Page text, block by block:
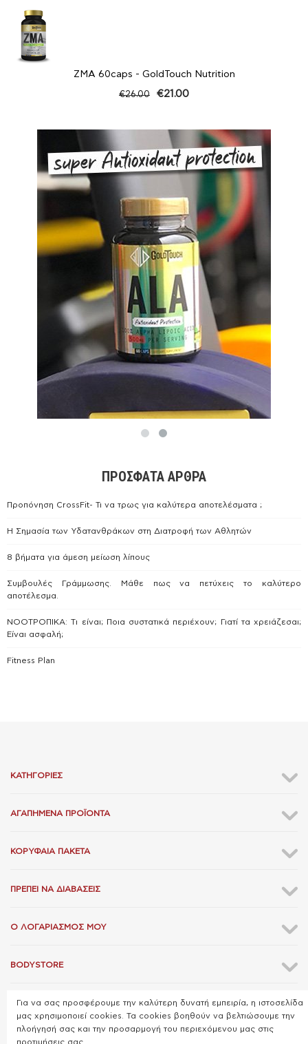
Vitargo (400g) Υδατάνθρακας - GoldTouch Nutrition
ΠΡΌΣΦΑΤΑ ΆΡΘΡΑ
Προπόνηση CrossFit- Τι να τρως για καλύτερα αποτελέσματα ;
Η Σημασία των Υδατανθράκων στη Διατροφή των Αθλητών
8 βήματα για άμεση μείωση λίπους
Συμβουλές Γράμμωσης. Μάθε πως να πετύχεις το καλύτερο
αποτέλεσμα.
ΝΟΟΤΡΟΠΙΚΑ: Tι είναι; Ποια συστατικά περιέχουν; Γιατί τα χρειάζεσαι;
Είναι ασφαλή;
Fitness Plan
ΚΑΤΗΓΟΡΊΕΣ
ΑΓΑΠΗΜΈΝΑ ΠΡΟΪΌΝΤΑ
ΚΟΡΥΦΑΊΑ ΠΑΚΈΤΑ
ΠΡΈΠΕΙ ΝΑ ΔΙΑΒΆΣΕΙΣ
Ο ΛΟΓΑΡΙΑΣΜΌΣ ΜΟΥ
BODYSTORE
ΕΠΙΚΟΙΝΩΝΊΑ
Για να σας προσφέρουμε την καλύτερη δυνατή εμπειρία, η ιστοσελίδα
μας χρησιμοποιεί cookies. Τα cookies βοηθούν να βελτιώσουμε την
πλοήγησή σας και την προσαρμογή του περιεχόμενου μας στις
προτιμήσεις σας.